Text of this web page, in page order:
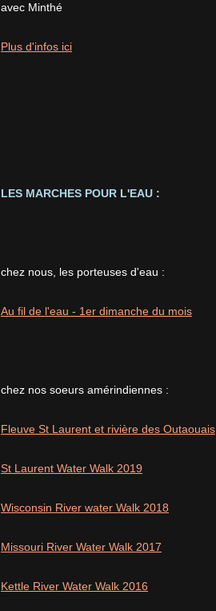
avec Minthé
Plus d'infos ici
LES MARCHES POUR L'EAU :
chez nous, les porteuses d'eau :
Au fil de l'eau - 1er dimanche du mois
chez nos soeurs amérindiennes :
Fleuve St Laurent et rivière des Outaouais
St Laurent Water Walk 2019
Wisconsin River water Walk 2018
Missouri River Water Walk 2017
Kettle River Water Walk 2016